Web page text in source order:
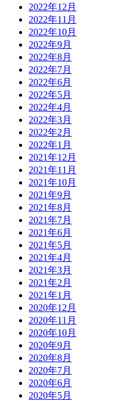
2022年12月
2022年11月
2022年10月
2022年9月
2022年8月
2022年7月
2022年6月
2022年5月
2022年4月
2022年3月
2022年2月
2022年1月
2021年12月
2021年11月
2021年10月
2021年9月
2021年8月
2021年7月
2021年6月
2021年5月
2021年4月
2021年3月
2021年2月
2021年1月
2020年12月
2020年11月
2020年10月
2020年9月
2020年8月
2020年7月
2020年6月
2020年5月